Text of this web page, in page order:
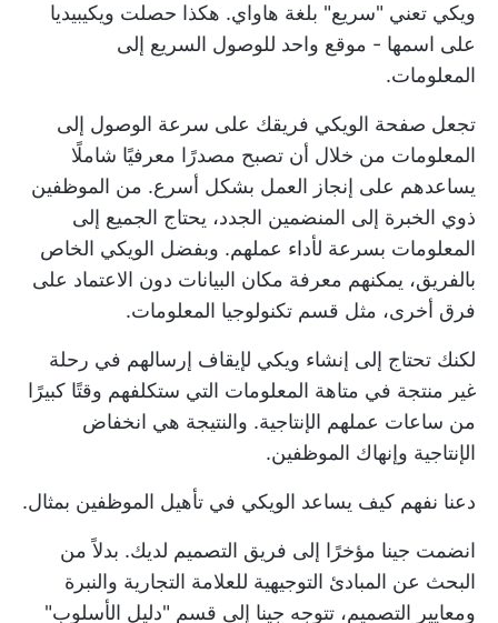
ويكي تعني "سريع" بلغة هاواي. هكذا حصلت ويكيبيديا
على اسمها - موقع واحد للوصول السريع إلى
المعلومات.
تجعل صفحة الويكي فريقك على سرعة الوصول إلى
المعلومات من خلال أن تصبح مصدرًا معرفيًا شاملًا
يساعدهم على إنجاز العمل بشكل أسرع. من الموظفين
ذوي الخبرة إلى المنضمين الجدد، يحتاج الجميع إلى
المعلومات بسرعة لأداء عملهم. وبفضل الويكي الخاص
بالفريق، يمكنهم معرفة مكان البيانات دون الاعتماد على
فرق أخرى، مثل قسم تكنولوجيا المعلومات.
لكنك تحتاج إلى إنشاء ويكي لإيقاف إرسالهم في رحلة
غير منتجة في متاهة المعلومات التي ستكلفهم وقتًا كبيرًا
من ساعات عملهم الإنتاجية. والنتيجة هي انخفاض
الإنتاجية وإنهاك الموظفين.
دعنا نفهم كيف يساعد الويكي في تأهيل الموظفين بمثال.
انضمت جينا مؤخرًا إلى فريق التصميم لديك. بدلاً من
البحث عن المبادئ التوجيهية للعلامة التجارية والنبرة
ومعايير التصميم، تتوجه جينا إلى قسم "دليل الأسلوب"